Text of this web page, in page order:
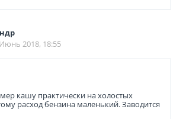
2018, 18:55
кашу практически на холостых
расход бензина маленький. Заводится